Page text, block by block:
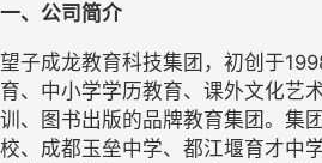
一、公司简介
望子成龙教育科技集团，初创于
育、中小学学历教育、课外文化艺
训、图书出版的品牌教育集团。集
校、成都玉垒中学、都江堰育才中